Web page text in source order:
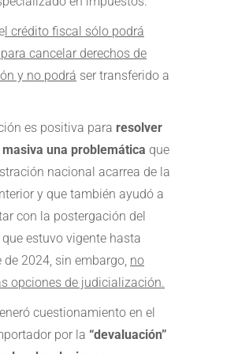
l crédito fiscal sólo podrá
cancelar derechos de
y no podrá ser transferido a
es positiva para resolver
una problemática que
nacional acarrea de la
y que también ayudó a
con la postergación del
estuvo vigente hasta
de 2024, sin embargo, no
opciones de judicialización.
cuestionamiento en el
por la “devaluación”